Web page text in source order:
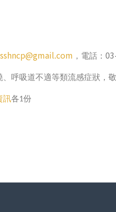
sshncp@gmail.com ，電話：
呼吸道不適等類流感症狀，
訊各1份